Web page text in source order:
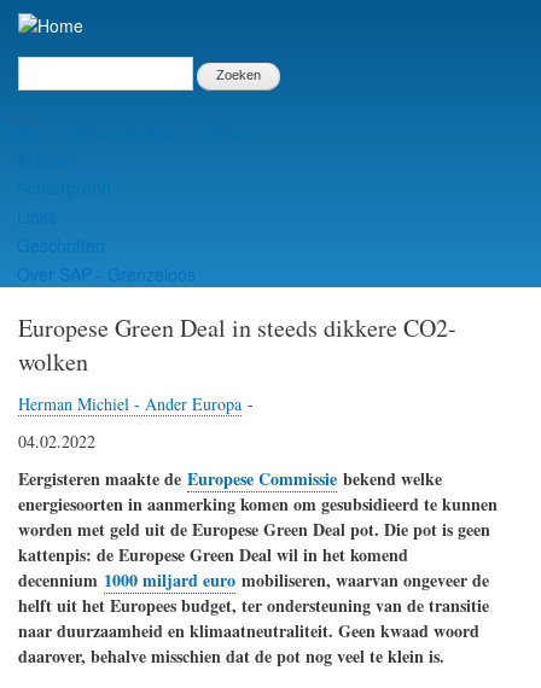
Overslaan
naarZoeken
Geschriften
Over SAP - Grenzeloos
Europese Green Deal in steeds dikkere CO2-
wolken
Herman Michiel - Ander Europa -
04.02.2022
Eergisteren maakte de Europese Commissie bekend welke
energiesoorten in aanmerking komen om gesubsidieerd te kunnen
worden met geld uit de Europese Green Deal pot. Die pot is geen
kattenpis: de Europese Green Deal wil in het komend
decennium 1000 miljard euro mobiliseren, waarvan ongeveer de
helft uit het Europees budget, ter ondersteuning van de transitie
naar duurzaamheid en klimaatneutraliteit. Geen kwaad woord
daarover, behalve misschien dat de pot nog veel te klein is.